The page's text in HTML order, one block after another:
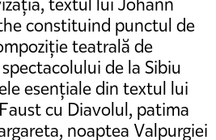
constituind punctul de
teatrală de
de la Sibiu
esențiale din textul lui
cu Diavolul, patima
noaptea Valpurgiei